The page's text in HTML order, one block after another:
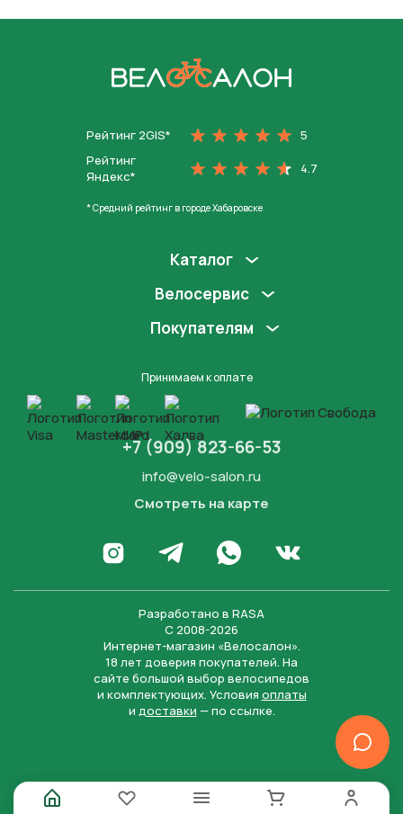
Рейтинг 2GIS*
5
Рейтинг
Яндекс*
4.7
* Средний рейтинг в городе Хабаровске
Каталог
Велосервис
Покупателям
Принимаем к оплате
+7 (909) 823-66-53
info@velo-salon.ru
Смотреть на карте
Перейти в Инстаграм
Написать в Телеграм
Написать в WhatsApp
Перейти во
Разработано в RASA
С 2008-2026
Интернет-магазин «Велосалон».
18 лет доверия покупателей. На
сайте большой выбор велосипедов
и комплектующих. Условия оплаты
и доставки — по ссылке.
Нажимая на кнопку “Отправить заявку”, вы даете
согласие на обработку персональных данных и